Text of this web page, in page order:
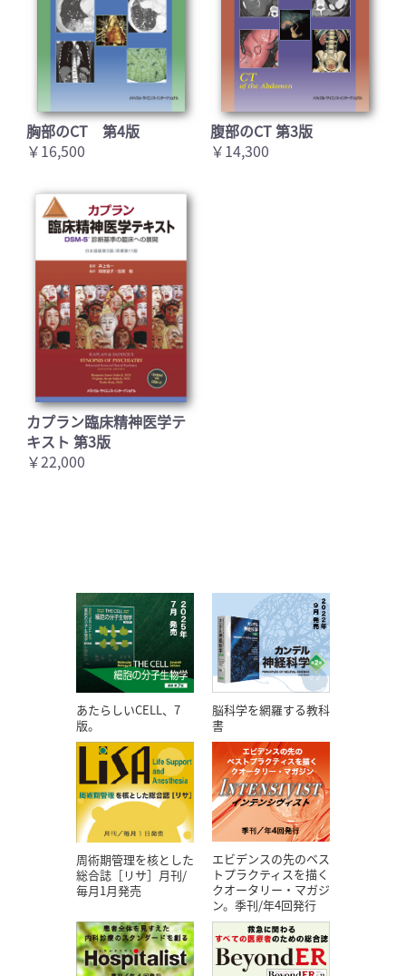
胸部のCT 第4版
￥16,500
腹部のCT 第3版
￥14,300
カプラン臨床精神医学テ
キスト 第3版
￥22,000
あたらしいCELL、7
版。
脳科学を網羅する教科
書
周術期管理を核とした
総合誌［リサ］月刊/
毎月1月発売
エビデンスの先のベス
トプラクティスを描く
クオータリー・マガジ
ン。季刊/年4回発行